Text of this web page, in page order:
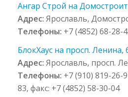
Ангар Строй на
Адрес:Ярославль,
Телефоны: +7 (4852) 68-28-
БлокХаус на просп. Ленина,
Адрес:Ярославль, просп.
Телефоны: +7 (910) 819-26-
83, факс: +7 (4852) 58-30-04